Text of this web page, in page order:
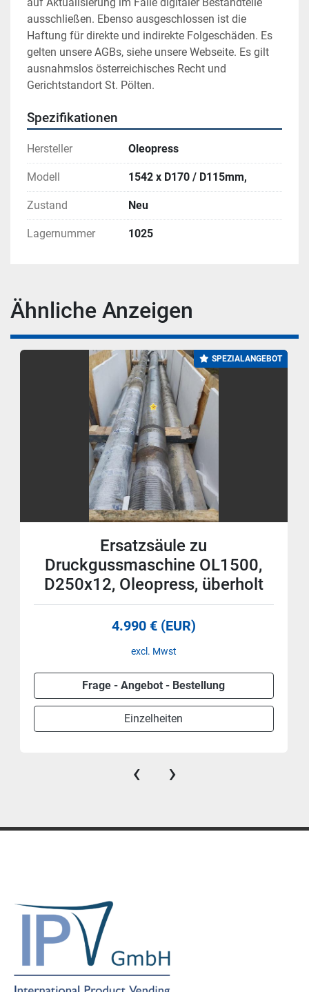
ausschließen. Ebenso ausgeschlossen ist die
Haftung für direkte und indirekte Folgeschäden. Es
gelten unsere AGBs, siehe unsere Webseite. Es gilt
ausnahmslos österreichisches Recht und
Gerichtstandort St. Pölten.
Spezifikationen
Hersteller Oleopress
Modell 1542 x D170 / D115mm,
Zustand Neu
Lagernummer 1025
Ähnliche Anzeigen
SPEZIALANGEBOT
Ersatzsäule zu
Druckgussmaschine OL1500,
D250x12, Oleopress, überholt
4.990 € (EUR)
excl. Mwst
Frage - Angebot - Bestellung
Einzelheiten
‹ ›